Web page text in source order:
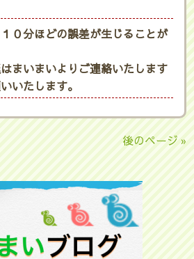
０分ほどの誤差が生じることが
まいまいよりご連絡いたします
いたします。
後のページ »